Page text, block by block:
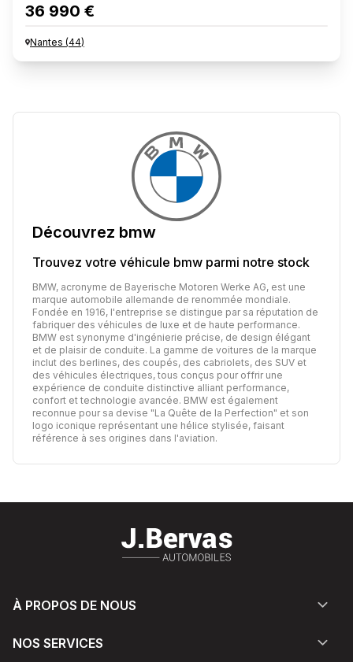
36 990 €
Nantes (44)
Découvrez bmw
Trouvez votre véhicule bmw parmi notre stock
BMW, acronyme de Bayerische Motoren Werke AG, est une
marque automobile allemande de renommée mondiale.
Fondée en 1916, l'entreprise se distingue par sa réputation de
fabriquer des véhicules de luxe et de haute performance.
BMW est synonyme d'ingénierie précise, de design élégant
et de plaisir de conduite. La gamme de voitures de la marque
inclut des berlines, des coupés, des cabriolets, des SUV et
des véhicules électriques, tous conçus pour offrir une
expérience de conduite distinctive alliant performance,
confort et technologie avancée. BMW est également
reconnue pour sa devise "La Quête de la Perfection" et son
logo iconique représentant une hélice stylisée, faisant
référence à ses origines dans l'aviation.
À PROPOS DE NOUS
NOS SERVICES